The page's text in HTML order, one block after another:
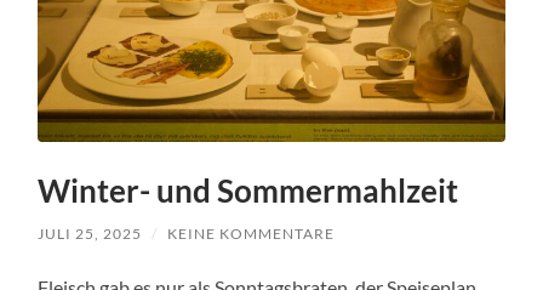
Winter- und Sommermahlzeit
JULI 25, 2025 / KEINE KOMMENTARE